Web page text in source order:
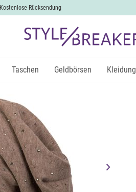
Kostenlose Rücksendung
Taschen Geldbörsen Kleidung